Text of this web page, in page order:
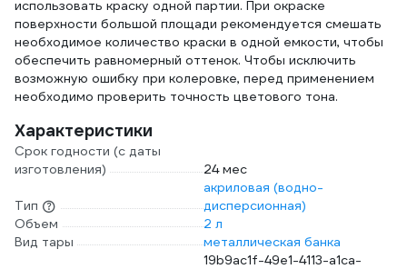
использовать краску одной партии. При окраске
поверхности большой площади рекомендуется смешать
необходимое количество краски в одной емкости, чтобы
обеспечить равномерный оттенок. Чтобы исключить
возможную ошибку при колеровке, перед применением
необходимо проверить точность цветового тона.
Характеристики
Срок годности (с даты
изготовления)
24 мес
Тип
акриловая (водно-
дисперсионная)
Объем
2 л
Вид тары
металлическая банка
19b9ac1f-49e1-4113-a1ca-